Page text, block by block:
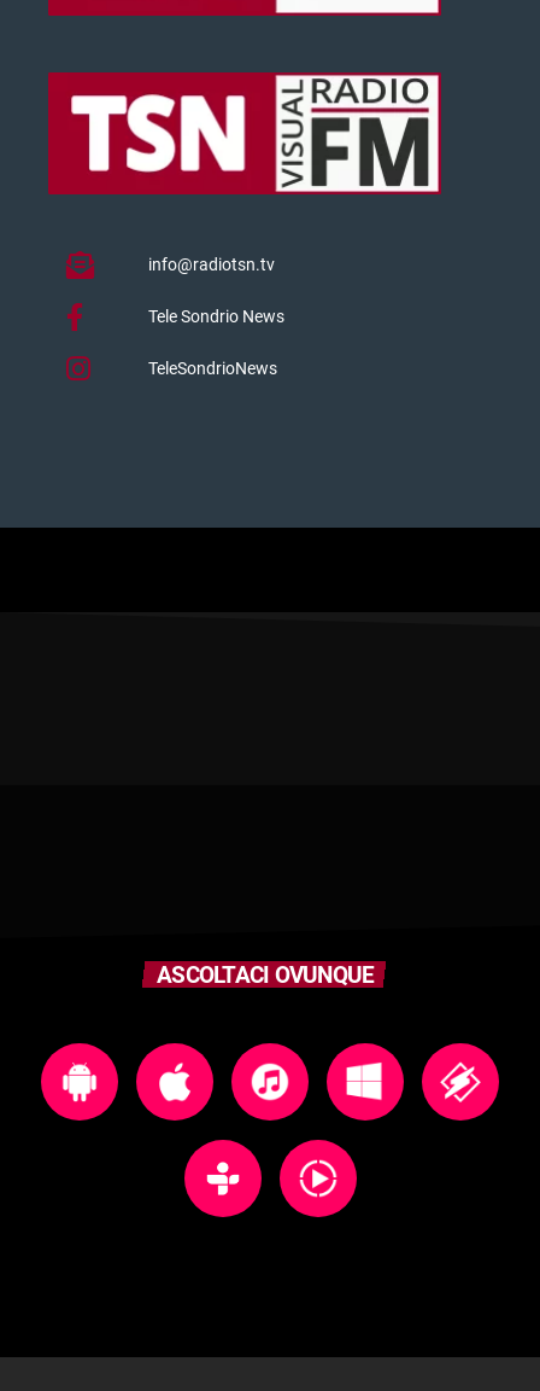
info@radiotsn.tv
Tele Sondrio News
TeleSondrioNews
ASCOLTACI OVUNQUE